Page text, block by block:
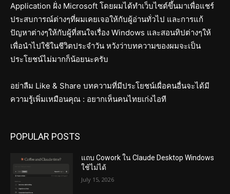
Application ฝั่ง Microsoft โดยผมได้ทำเว็บไซต์ขึ้นมาเพื่อแชร์
ประสบการณ์ต่างๆที่ผมเคยเจอให้กับผู้อ่านทั่วไป และการแก้
ปัญหาต่างๆให้กับผู้ที่สนใจเรื่อง Windows และสอนทิปต่างๆให้
เพื่อนำไปใช้ในชีวิตประจำวัน หวังว่าบทความของผมจะเป็น
ประโยชน์ไม่มากก็น้อยนะครับ
อย่าลืม Like & Share บทความที่มีประโยชน์เผื่อคนอื่นจะได้มี
ความรู้เพิ่มเหมือนคุณ : อยากเห็นคนไทยเก่งไอที
POPULAR POSTS
แถบ Cowork ใน Claude Desktop Windows
ใช้ไม่ได้
July 15, 2026